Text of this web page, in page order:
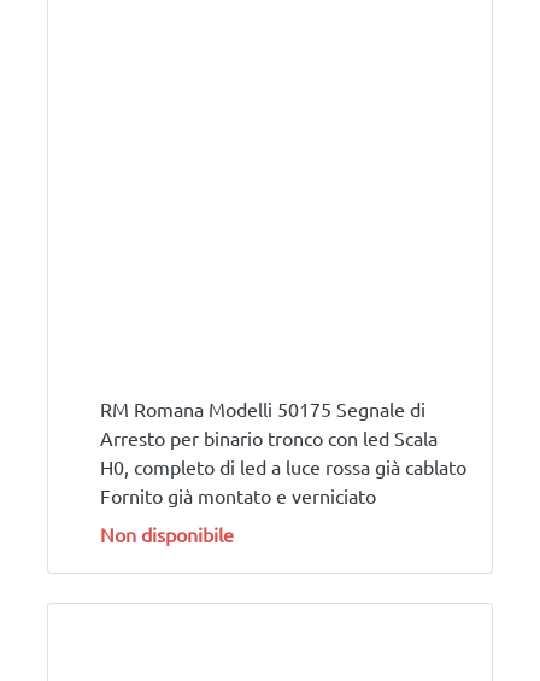
RM Romana Modelli 50175 Segnale di
Arresto per binario tronco con led Scala
H0, completo di led a luce rossa già cablato
Fornito già montato e verniciato
Non disponibile